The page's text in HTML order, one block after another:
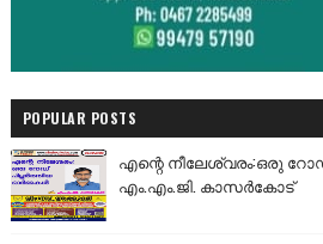
POPULAR POSTS
എന്റെ നീലേശ്വരം:ഒരു
എം.എം.ജി. കാസർകോട്